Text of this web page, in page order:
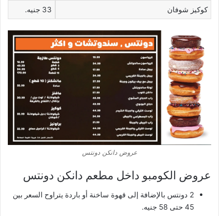
كوكيز شوفان 33 جنيه.
عروض دانكن دونتس
عروض الكومبو داخل مطعم دانكن دونتس
2 دونتس بالإضافة إلى قهوة ساخنة أو باردة يتراوح السعر بين
45 حتى 58 جنيه.